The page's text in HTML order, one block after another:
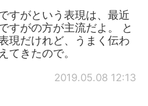
すがという表現は、最近
すがの方が主流だよ。 と
現だけれど、うまく伝わ
てきたので。
2019.05.08 12:13